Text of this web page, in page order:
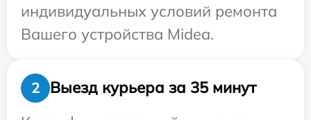
индивидуальных условий ремонта
Вашего устройства Midea.
2
Выезд курьера за 35 минут